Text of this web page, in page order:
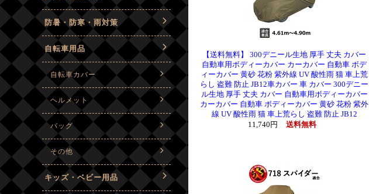
【送料無料】 300デニール生地 厚手 丈夫 カバー
自動車用ボディーカバー カーカバー 自動車 ボデ
ィーカバー 黄砂 花粉 紫外線 UV 酸性雨 猫 車上荒
らし 盗難 防止 JB12車カバー 車 カバー 300デニー
ル生地 厚手 丈夫 カバー 自動車用ボディーカバー
カーカバー 自動車 ボディーカバー 黄砂 花粉 紫外
線 UV 酸性雨 猫 車上荒らし 盗難 防止 JB12
11,740円
送料無料